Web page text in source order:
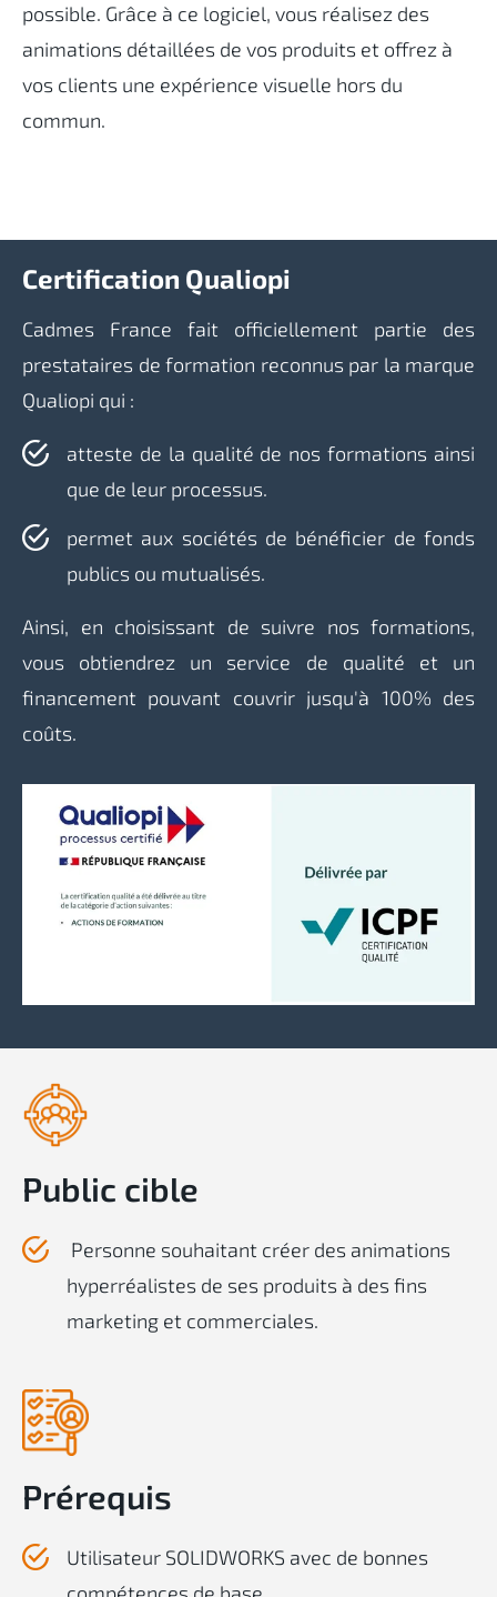
possible. Grâce à ce logiciel, vous réalisez des
animations détaillées de vos produits et offrez à
vos clients une expérience visuelle hors du
commun.
Certification Qualiopi
Cadmes France fait officiellement partie des
prestataires de formation reconnus par la marque
Qualiopi qui :
atteste de la qualité de nos formations ainsi
que de leur processus.
permet aux sociétés de bénéficier de fonds
publics ou mutualisés.
Ainsi, en choisissant de suivre nos formations,
vous obtiendrez un service de qualité et un
financement pouvant couvrir jusqu'à 100% des
coûts.
Public cible
Personne souhaitant créer des animations
hyperréalistes de ses produits à des fins
marketing et commerciales.
Prérequis
Utilisateur SOLIDWORKS avec de bonnes